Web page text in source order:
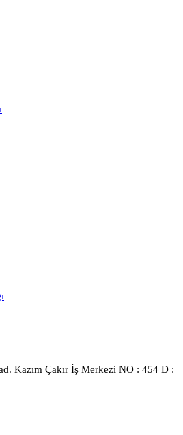
Kazım Çakır İş Merkezi NO : 454 D :